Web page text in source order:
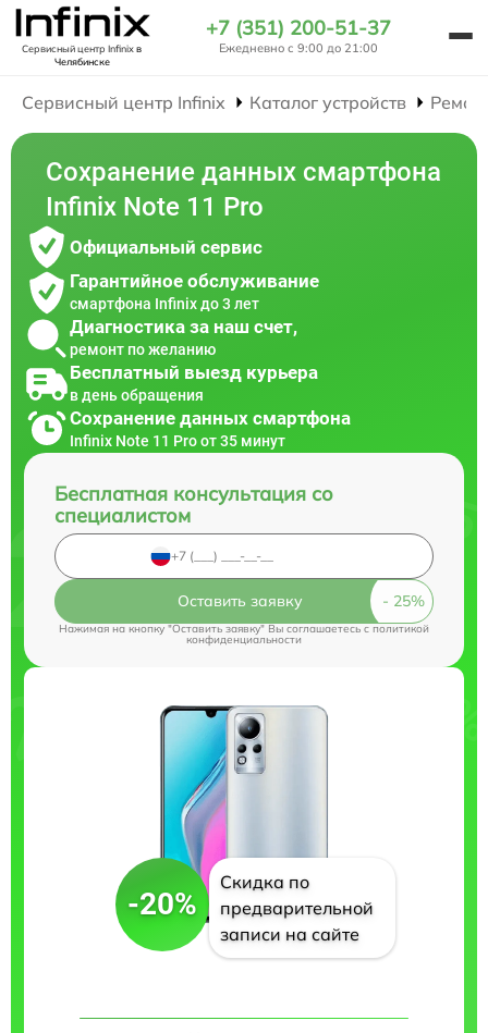
Сервисный центр Infinixв
Челябинске
+7 (351) 200-51-37
Ежедневно с 9:00 до 21:00
Сервисный центр Infinix Каталог устройств
Сохранение данных смартфона
Infinix Note 11 Pro
Официальный сервис
Гарантийное обслуживание
смартфона Infinix до 3 лет
Диагностика за наш счет,
ремонт по желанию
Бесплатный выезд курьера
в день обращения
Сохранение данных смартфона
Infinix Note 11 Pro от 35 минут
Бесплатная консультация со
специалистом
Оставить заявку
Нажимая на кнопку "Оставить заявку" Вы соглашаетесь cполитикой
конфиденциальности
-20%
Скидка по
предварительной
записи на сайте